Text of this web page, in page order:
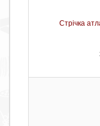
Стрічка